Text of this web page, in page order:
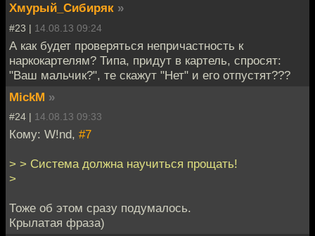
Хмурый_Сибиряк »
#23 | 14.08.13 09:24
А как будет проверяться непричастность к
наркокартелям? Типа, придут в картель, спросят:
"Ваш мальчик?", те скажут "Нет" и его отпустят???
MickM »
#24 | 14.08.13 09:33
Кому: W!nd, #7
> > Система должна научиться прощать!
>
Тоже об этом сразу подумалось.
Крылатая фраза)